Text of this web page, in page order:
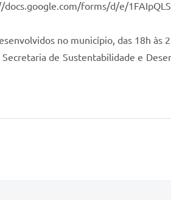
forms/d/e/
no município, das 18h às
de Sustentabilidade e